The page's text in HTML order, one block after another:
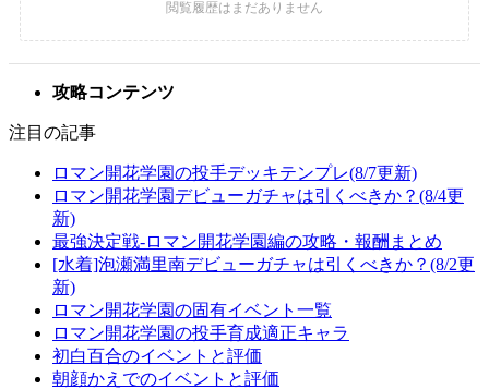
攻略コンテンツ
注目の記事
ロマン開花学園の投手デッキテンプレ(8/7更新)
ロマン開花学園デビューガチャは引くべきか？(8/4更
新)
最強決定戦-ロマン開花学園編の攻略・報酬まとめ
[水着]泡瀬満里南デビューガチャは引くべきか？(8/2更
新)
ロマン開花学園の固有イベント一覧
ロマン開花学園の投手育成適正キャラ
初白百合のイベントと評価
朝顔かえでのイベントと評価